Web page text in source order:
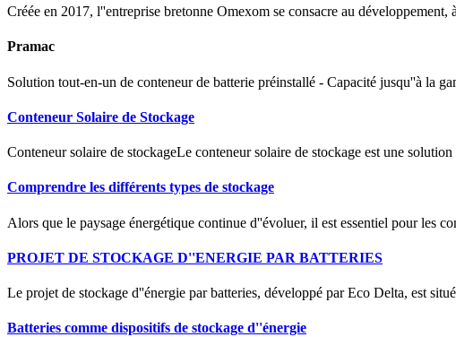
Créée en 2017, l''entreprise bretonne Omexom se consacre au
Pramac
Solution tout-en-un de conteneur de batterie préinstallé - Capacité jusqu''à la
Conteneur Solaire de Stockage
Conteneur solaire de stockageLe conteneur solaire de stockage est une
Comprendre les différents types de stockage
Alors que le paysage énergétique continue d''évoluer, il est essentiel pour les
PROJET DE STOCKAGE D''ENERGIE PAR BATTERIES
Le projet de stockage d''énergie par batteries, développé par Eco Delta, est
Batteries comme dispositifs de stockage d''énergie